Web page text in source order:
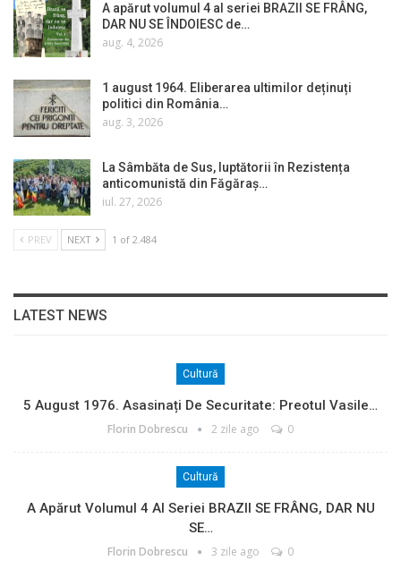
A apărut volumul 4 al seriei BRAZII SE FRÂNG,
DAR NU SE ÎNDOIESC de…
aug. 4, 2026
1 august 1964. Eliberarea ultimilor deținuți
politici din România…
aug. 3, 2026
La Sâmbăta de Sus, luptătorii în Rezistența
anticomunistă din Făgăraș…
iul. 27, 2026
PREV NEXT 1 of 2.484
LATEST NEWS
Cultură
5 August 1976. Asasinați De Securitate: Preotul Vasile…
Florin Dobrescu 2 zile ago 0
Cultură
A Apărut Volumul 4 Al Seriei BRAZII SE FRÂNG, DAR NU
SE…
Florin Dobrescu 3 zile ago 0